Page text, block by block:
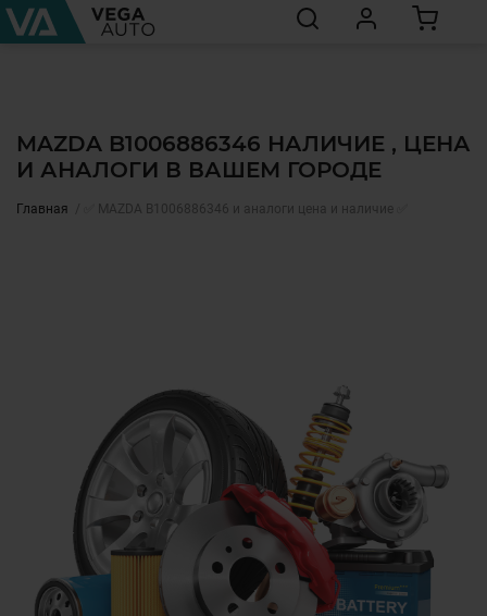
MAZDA B1006886346 НАЛИЧИЕ , ЦЕНА
И АНАЛОГИ В ВАШЕМ ГОРОДЕ
Главная ✅ MAZDA B1006886346 и аналоги цена и наличие ✅